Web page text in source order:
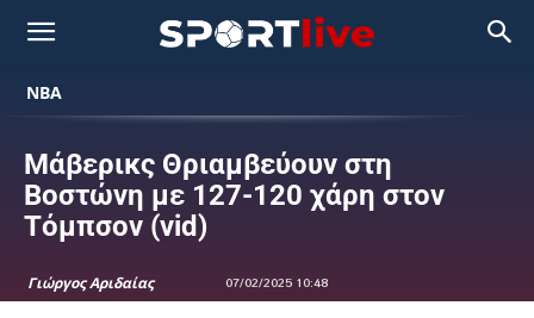
NBA
Μάβερικς Θριαμβεύουν στη
Βοστώνη με 127-120 χάρη στον
Τόμπσον (vid)
Γιώργος Αριδαίας 07/02/2025 10:48